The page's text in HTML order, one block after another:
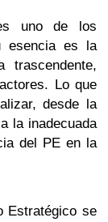
uno de los
esencia es la
trascendente,
Lo que
desde la
la inadecuada
del PE en la
Estratégico se